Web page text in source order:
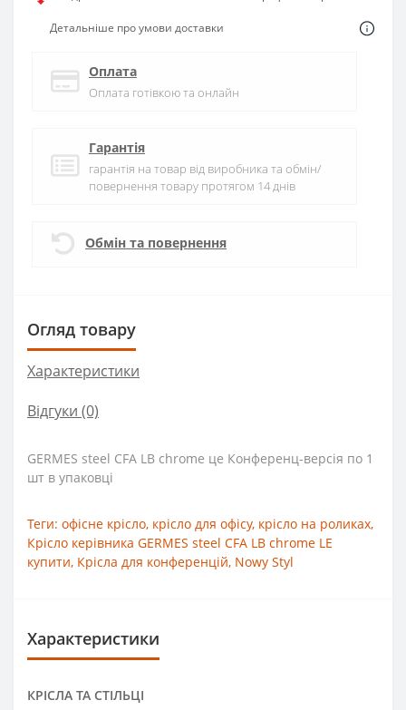
Детальніше про умови доставки
Оплата
Оплата готівкою та онлайн
Гарантія
гарантія на товар від виробника та обмін/
повернення товару протягом 14 днів
Обмін та повернення
Огляд товару
Характеристики
Відгуки (0)
GERMES steel CFA LB chrome це Конференц-версія по 1
шт в упаковці
Теги: офісне крісло, крісло для офісу, крісло на роликах,
Крісло керівника GERMES steel CFA LB chrome LE
купити, Крісла для конференцій, Nowy Styl
Характеристики
КРІСЛА ТА СТІЛЬЦІ